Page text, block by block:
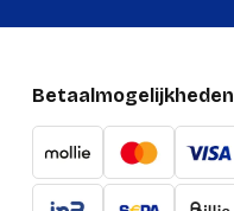
Betaalmogelijkheden